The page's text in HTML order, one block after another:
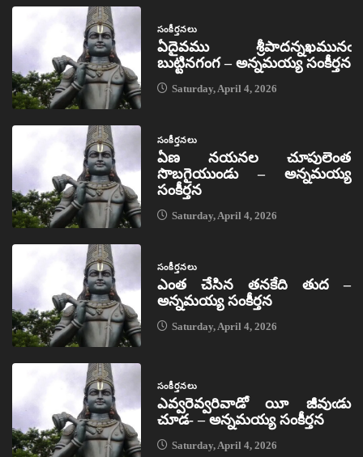
సంకీర్తనలు
ఏదైవము శ్రీపాదన్నఖమునఁ
బుట్టినగంగ – అన్నమయ్య సంకీర్తన
Saturday, April 4, 2026
సంకీర్తనలు
ఏణ నయనల చూపులెంత
సొబగైయుండు – అన్నమయ్య
సంకీర్తన
Saturday, April 4, 2026
సంకీర్తనలు
ఎంత చేసిన తనకేది తుద –
అన్నమయ్య సంకీర్తన
Saturday, April 4, 2026
సంకీర్తనలు
ఎవ్వరెవ్వరివాడో యీ జీవుఁడు
చూడ- – అన్నమయ్య సంకీర్తన
Saturday, April 4, 2026